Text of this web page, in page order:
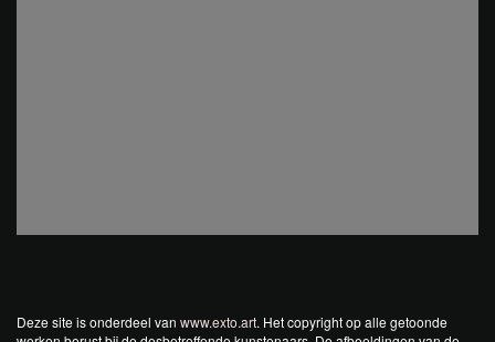
Deze site is onderdeel van www.exto.art. Het copyright op alle getoonde